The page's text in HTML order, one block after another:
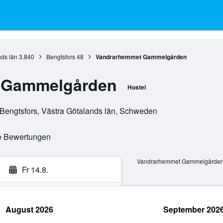
län 3.840 Bengtsfors 48 Vandrarhemmet Gammelgården
Hostel
Västra Götalands län, Schweden
Bewertungen
Fr 14.8.
Vandrarhemmet
August 2026 September